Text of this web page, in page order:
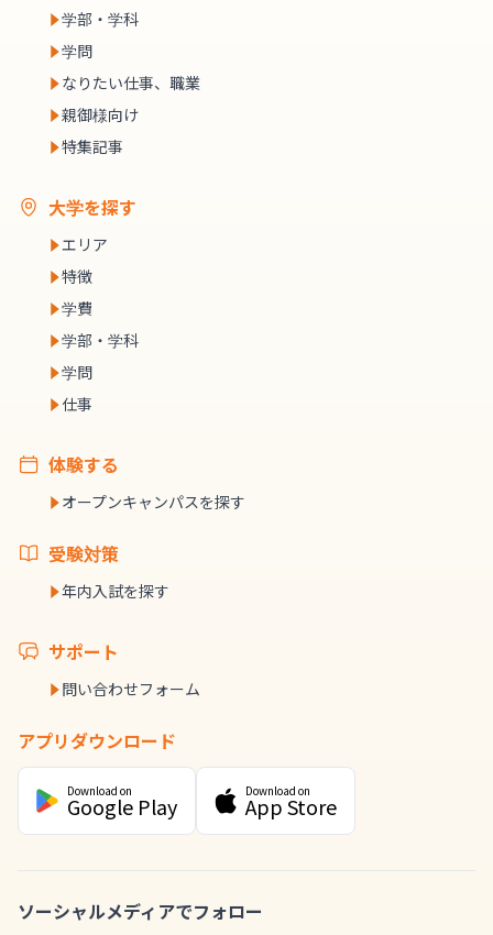
学部・学科
学問
なりたい仕事、職業
親御様向け
特集記事
大学を探す
エリア
特徴
学費
学部・学科
学問
仕事
体験する
オープンキャンパスを探す
受験対策
年内入試を探す
サポート
問い合わせフォーム
アプリダウンロード
Download on
Google Play
Download on
App Store
ソーシャルメディアでフォロー